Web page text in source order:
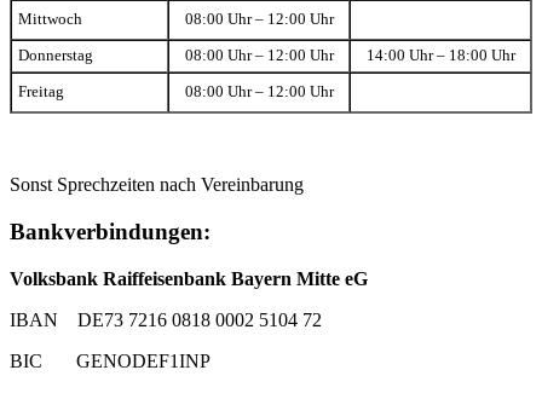
Mittwoch 08:00 Uhr – 12:00 Uhr
Donnerstag 08:00 Uhr – 12:00 Uhr 14:00 Uhr – 18:00 Uhr
Freitag 08:00 Uhr – 12:00 Uhr
Sonst Sprechzeiten nach Vereinbarung
Bankverbindungen:
Volksbank Raiffeisenbank Bayern Mitte eG
IBAN DE73 7216 0818 0002 5104 72
BIC GENODEF1INP